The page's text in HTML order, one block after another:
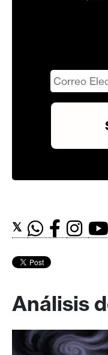
𝕏
Análisis